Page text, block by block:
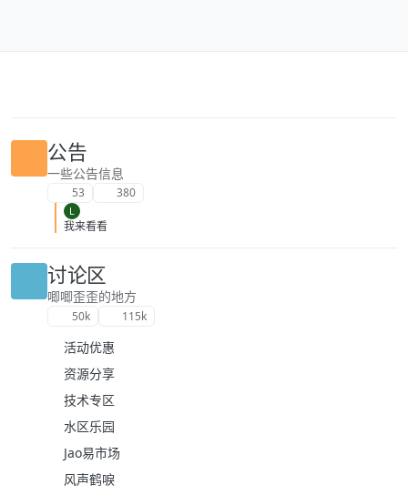
公告
一些公告信息
53 380
L
我来看看
讨论区
唧唧歪歪的地方
50k 115k
活动优惠
资源分享
技术专区
水区乐园
Jao易市场
风声鹤唳